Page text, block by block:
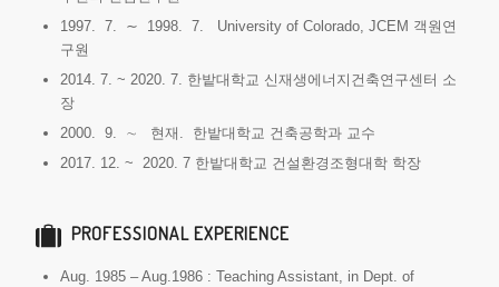
1997. 7. ∼ 1998. 7. University of Colorado, JCEM 객원연
구원
2014. 7. ~ 2020. 7. 한밭대학교 신재생에너지건축연구센터 소
장
2000. 9. ∼ 현재. 한밭대학교 건축공학과 교수
2017. 12. ~ 2020. 7 한밭대학교 건설환경조형대학 학장
PROFESSIONAL EXPERIENCE
Aug. 1985 – Aug.1986 : Teaching Assistant, in Dept. of